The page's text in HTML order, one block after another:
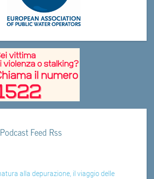
Feed Rss
alla depurazione, il viaggio delle